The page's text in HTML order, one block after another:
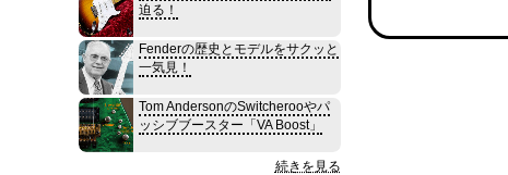
迫る！
Fenderの歴史とモデルをサクッと
一気見！
Tom AndersonのSwitcherooやパ
ッシブブースター「VA Boost」
続きを見る